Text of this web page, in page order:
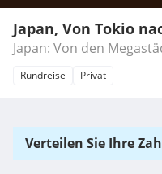
Japan, Von Tokio
Japan: Von den
Rundreise Privat
Verteilen Sie Ihre